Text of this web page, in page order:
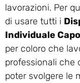
lavorazioni. Per
di usare tutti i
Individuale
per coloro che
professionali che
poter svolgere le